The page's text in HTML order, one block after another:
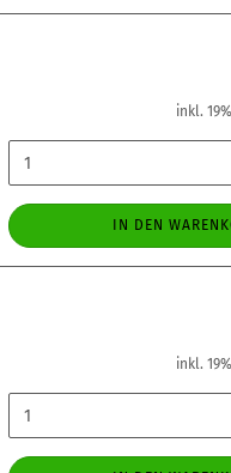
inkl.
IN DEN
inkl.